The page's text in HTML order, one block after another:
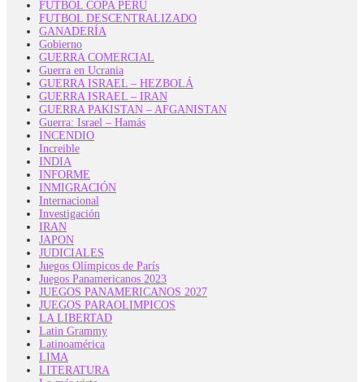
FUTBOL COPA PERÚ
FUTBOL DESCENTRALIZADO
GANADERÍA
Gobierno
GUERRA COMERCIAL
Guerra en Ucrania
GUERRA ISRAEL – HEZBOLÁ
GUERRA ISRAEL – IRAN
GUERRA PAKISTAN – AFGANISTAN
Guerra: Israel – Hamás
INCENDIO
Increible
INDIA
INFORME
INMIGRACIÓN
Internacional
Investigación
IRAN
JAPON
JUDICIALES
Juegos Olímpicos de París
Juegos Panamericanos 2023
JUEGOS PANAMERICANOS 2027
JUEGOS PARAOLIMPICOS
LA LIBERTAD
Latin Grammy
Latinoamérica
LIMA
LITERATURA